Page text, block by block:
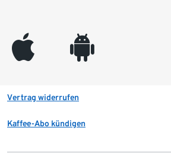
appleinc android
Vertrag widerrufen
Kaffee-Abo kündigen